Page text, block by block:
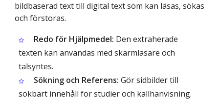
bildbaserad text till digital text som kan läsas, sökas
och förstoras.
Redo för Hjälpmedel: Den extraherade
texten kan användas med skärmläsare och
talsyntes.
Sökning och Referens: Gör sidbilder till
sökbart innehåll för studier och källhänvisning.